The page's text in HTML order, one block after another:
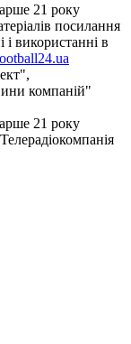
21 року
посилання
використанні в
компаній"
21 року